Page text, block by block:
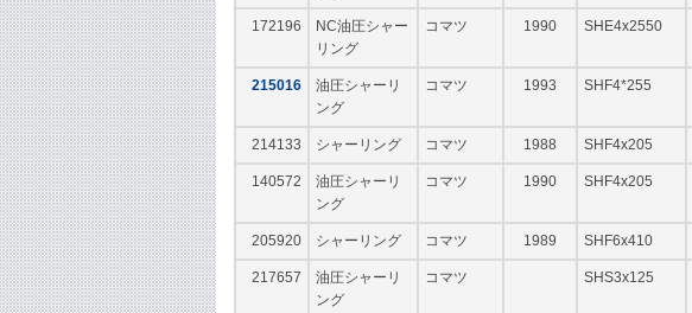
172196
NC油圧シャー
リング
コマツ 1990 SHE4x2550
215016
油圧シャーリ
ング
コマツ 1993 SHF4*255
214133 シャーリング コマツ 1988 SHF4x205
140572
油圧シャーリ
ング
コマツ 1990 SHF4x205
205920 シャーリング コマツ 1989 SHF6x410
217657
油圧シャーリ
ング
コマツ SHS3x125